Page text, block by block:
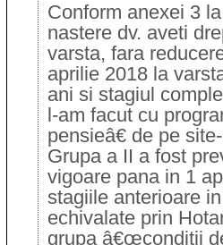
Conform anexei 3
nastere dv. aveti
varsta, fara
aprilie 2018 la
ani si stagiul
l-am facut cu
pensieâ€ de pe
Grupa a II a fost
vigoare pana in 1
stagiile anterioare
echivalate prin
grupa â€œconditii